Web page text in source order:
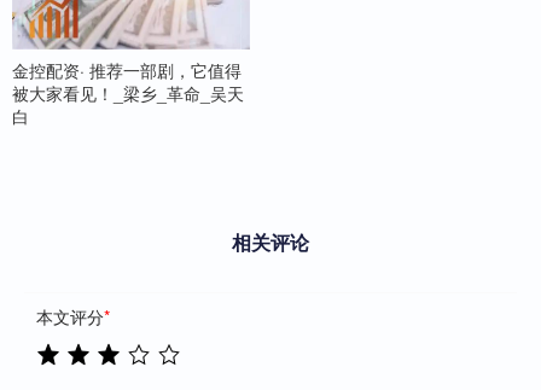
金控配资· 推荐一部剧，它值得
被大家看见！_梁乡_革命_吴天
白
相关评论
本文评分*